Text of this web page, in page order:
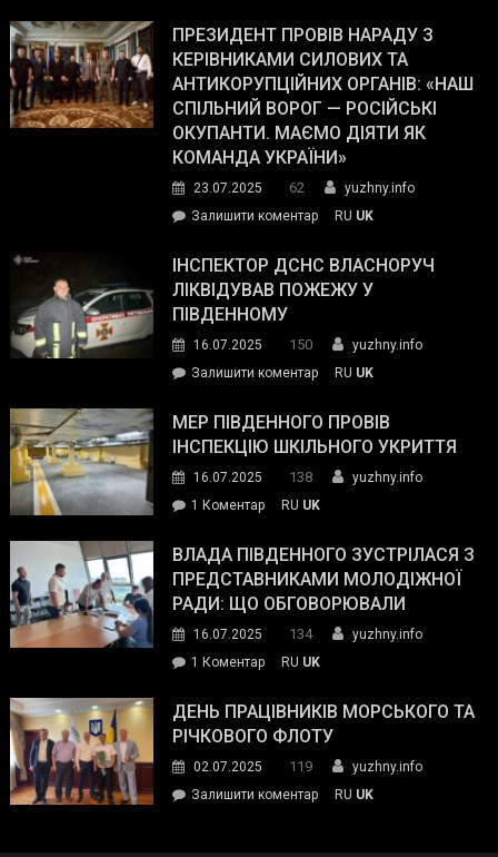
Street
Journal.
Південному
працівникам
ОПЗ
з
матеріального
резерву
гуманітарну
допомогу
ПРЕЗИДЕНТ ПРОВІВ НАРАДУ З
КЕРІВНИКАМИ СИЛОВИХ ТА
АНТИКОРУПЦІЙНИХ ОРГАНІВ: «НАШ
СПІЛЬНИЙ ВОРОГ — РОСІЙСЬКІ
ОКУПАНТИ. МАЄМО ДІЯТИ ЯК
КОМАНДА УКРАЇНИ»
23.07.2025 62
yuzhny.info
Залишити коментарon
провів
нараду
силових
та
органів:
«Наш
спільний
окупанти.
Маємо
діяти
команда
RU UK
ІНСПЕКТОР ДСНС ВЛАСНОРУЧ
ЛІКВІДУВАВ ПОЖЕЖУ У
ПІВДЕННОМУ
16.07.2025 150
yuzhny.info
Залишити коментарon
ДСНС
власноруч
пожежу
у
RU UK
МЕР ПІВДЕННОГО ПРОВІВ
ІНСПЕКЦІЮ ШКІЛЬНОГО УКРИТТЯ
16.07.2025 138
yuzhny.info
1 Коментардо
Південного
провів
інспекцію
укриття
RU UK
ВЛАДА ПІВДЕННОГО ЗУСТРІЛАСЯ З
ПРЕДСТАВНИКАМИ МОЛОДІЖНОЇ
РАДИ: ЩО ОБГОВОРЮВАЛИ
16.07.2025 134
yuzhny.info
1 Коментардо
Південного
зустрілася
представниками
молодіжної
RU UK
ДЕНЬ ПРАЦІВНИКІВ МОРСЬКОГО ТА
РІЧКОВОГО ФЛОТУ
02.07.2025 119
yuzhny.info
Залишити коментарon
RU UK